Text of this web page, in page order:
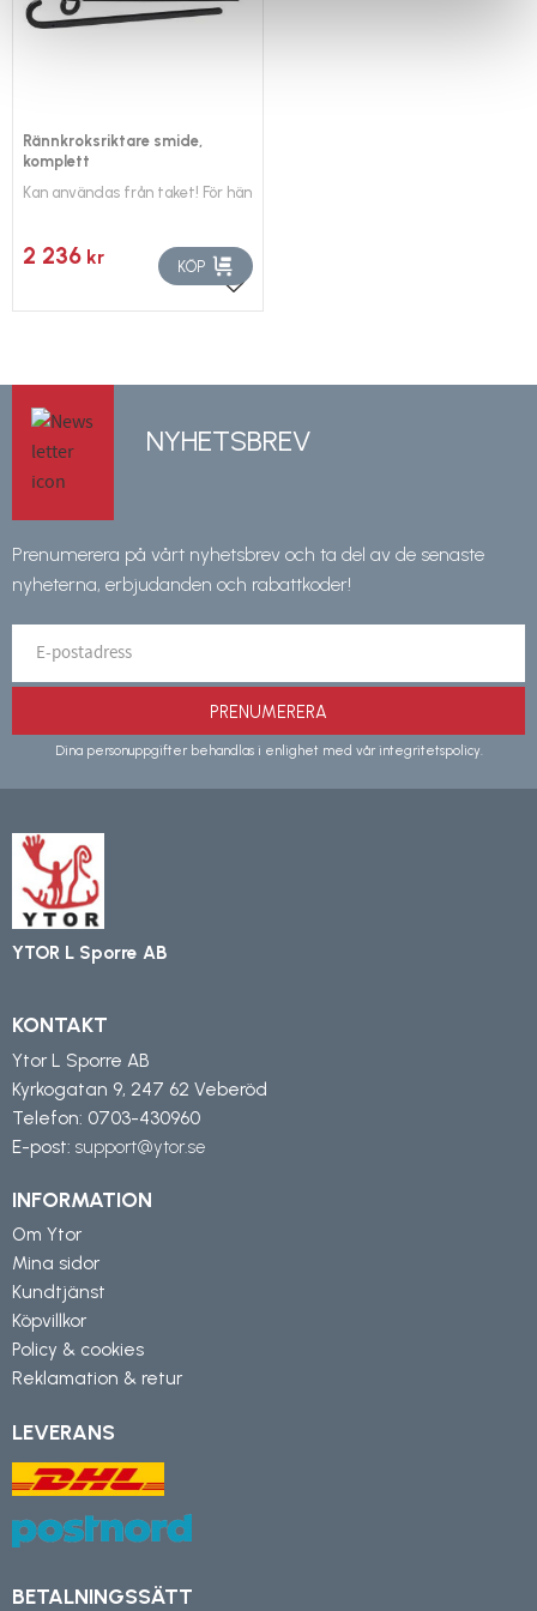
Rännkroksriktare smide,
komplett
Kan användas från taket! För hängrännor 100-150 mm.
2 236 kr
Lägg till i favoriter
KÖP
NYHETSBREV
Prenumerera på vårt nyhetsbrev och ta del av de senaste
nyheterna, erbjudanden och rabattkoder!
PRENUMERERA
Dina personuppgifter behandlas i enlighet med vår integritetspolicy.
YTOR L Sporre AB
KONTAKT
Ytor L Sporre AB
Kyrkogatan 9, 247 62 Veberöd
Telefon: 0703-430960
E-post: support@ytor.se
INFORMATION
Om Ytor
Mina sidor
Kundtjänst
Köpvillkor
Policy & cookies
Reklamation & retur
LEVERANS
BETALNINGSSÄTT